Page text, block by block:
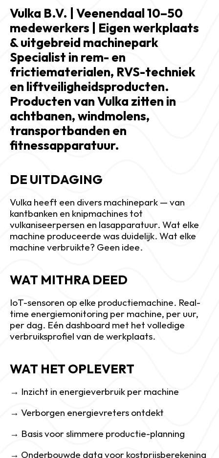
Vulka B.V. | Veenendaal 10–50
medewerkers | Eigen werkplaats
& uitgebreid machinepark
Specialist in rem- en
frictiematerialen, RVS-techniek
en liftveiligheidsproducten.
Producten van Vulka zitten in
achtbanen, windmolens,
transportbanden en
fitnessapparatuur.
DE UITDAGING
Vulka heeft een divers machinepark — van
kantbanken en knipmachines tot
vulkaniseerpersen en lasapparatuur. Wat elke
machine produceerde was duidelijk. Wat elke
machine verbruikte? Geen idee.
WAT MITHRA DEED
IoT-sensoren op elke productiemachine. Real-
time energiemonitoring per machine, per uur,
per dag. Eén dashboard met het volledige
verbruiksprofiel van de werkplaats.
WAT HET OPLEVERT
→ Inzicht in energieverbruik per machine
→ Verborgen energievreters ontdekt
→ Basis voor slimmere productie-planning
→ Onderbouwde data voor kostprijsberekening